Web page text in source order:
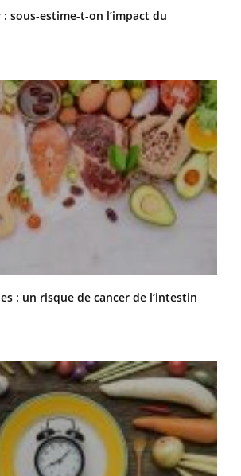
: sous-estime-t-on l’impact du
: un risque de cancer de l’intestin